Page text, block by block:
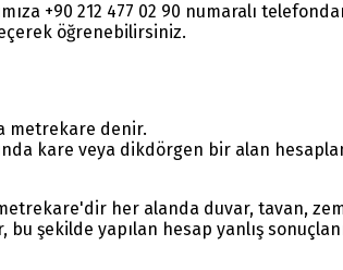
+90 212 477 02 90 numaralı
öğrenebilirsiniz.
metrekare denir.
kare veya dikdörgen bir alan
her alanda duvar, tavan,
şekilde yapılan hesap yanlış